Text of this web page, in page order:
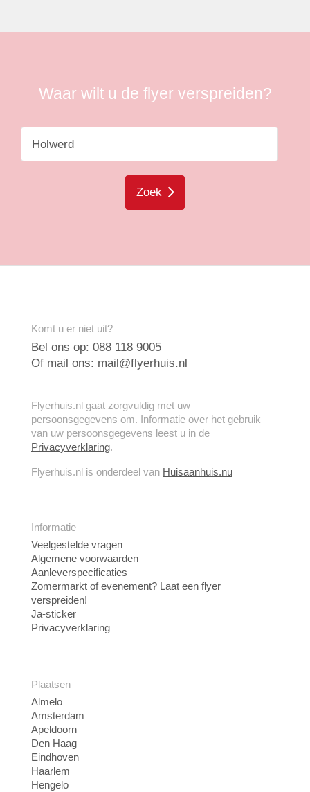
Waar wilt u de flyer verspreiden?
Zoek
Komt u er niet uit?
Bel ons op: 088 118 9005
Of mail ons: mail@flyerhuis.nl
Flyerhuis.nl gaat zorgvuldig met uw
persoonsgegevens om. Informatie over het gebruik
van uw persoonsgegevens leest u in de
Privacyverklaring.
Flyerhuis.nl is onderdeel van Huisaanhuis.nu
Informatie
Veelgestelde vragen
Algemene voorwaarden
Aanleverspecificaties
Zomermarkt of evenement? Laat een flyer
verspreiden!
Ja-sticker
Privacyverklaring
Plaatsen
Almelo
Amsterdam
Apeldoorn
Den Haag
Eindhoven
Haarlem
Hengelo